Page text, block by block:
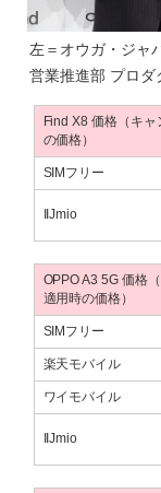
左＝オウガ・ジャ
営業推進部 プロダ
Find X8 価格（キ
の価格）
SIMフリー
IIJmio
OPPO A3 5G 価格
適用時の価格）
SIMフリー
楽天モバイル
ワイモバイル
IIJmio